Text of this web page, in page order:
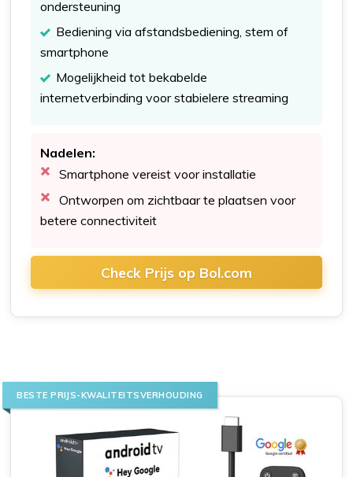
ondersteuning
Bediening via afstandsbediening, stem of
smartphone
Mogelijkheid tot bekabelde
internetverbinding voor stabielere streaming
Nadelen:
Smartphone vereist voor installatie
Ontworpen om zichtbaar te plaatsen voor
betere connectiviteit
Check Prijs op Bol.com
BESTE PRIJS-KWALITEITSVERHOUDING